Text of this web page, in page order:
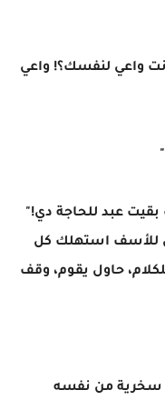
واعي لنفسك؟! واعي
عبد للحاجة دي!"
للأسف استهلك كل
حاول يقوم، وقف
سخرية من نفسه